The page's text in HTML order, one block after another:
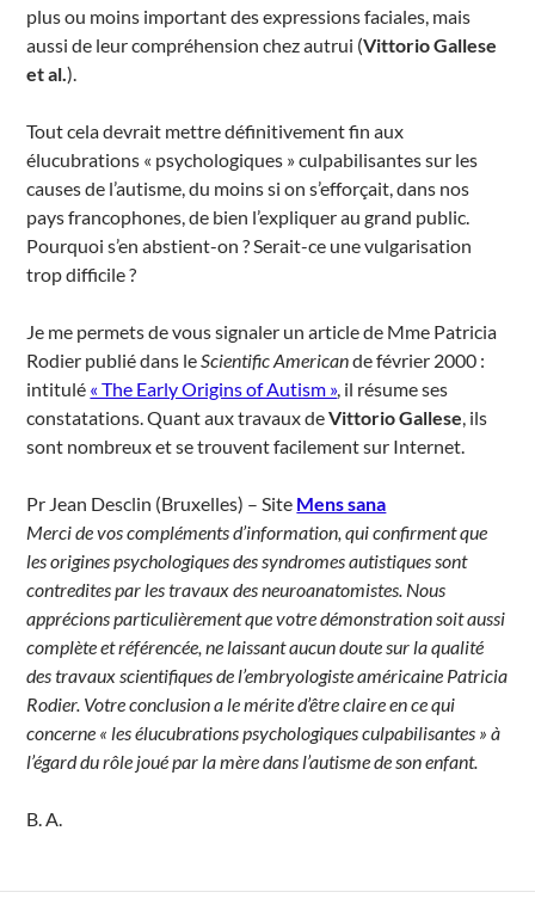
plus ou moins important des expressions faciales, mais
aussi de leur compréhension chez autrui (Vittorio Gallese
et al.).
Tout cela devrait mettre définitivement fin aux
élucubrations « psychologiques » culpabilisantes sur les
causes de l’autisme, du moins si on s’efforçait, dans nos
pays francophones, de bien l’expliquer au grand public.
Pourquoi s’en abstient-on ? Serait-ce une vulgarisation
trop difficile ?
Je me permets de vous signaler un article de Mme Patricia
Rodier publié dans leScientific Americande février 2000 :
intitulé « The Early Origins of Autism », il résume ses
constatations. Quant aux travaux deVittorio Gallese, ils
sont nombreux et se trouvent facilement sur Internet.
Pr Jean Desclin (Bruxelles) – Site Mens sana
Merci de vos compléments d’information, qui confirment que
les origines psychologiques des syndromes autistiques sont
contredites par les travaux des neuroanatomistes. Nous
apprécions particulièrement que votre démonstration soit aussi
complète et référencée, ne laissant aucun doute sur la qualité
des travaux scientifiques de l’embryologiste américaine Patricia
Rodier. Votre conclusion a le mérite d’être claire en ce qui
concerne « les élucubrations psychologiques culpabilisantes » à
l’égard du rôle joué par la mère dans l’autisme de son enfant.
B. A.